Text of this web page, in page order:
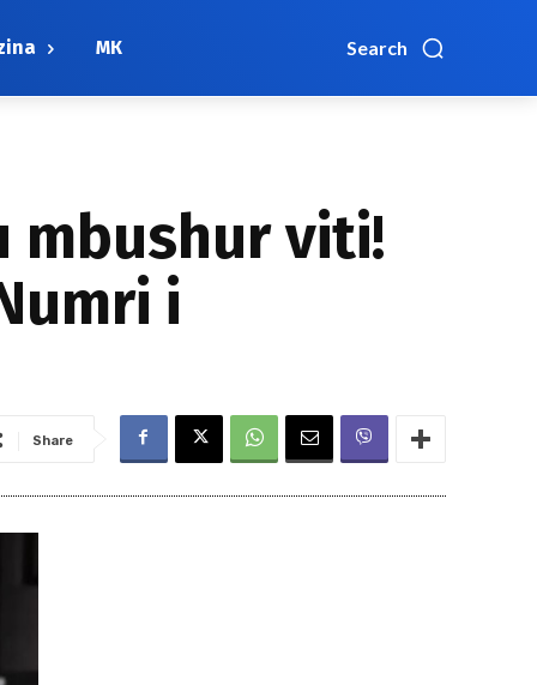
Search
МК
mbushur viti!
i
Share